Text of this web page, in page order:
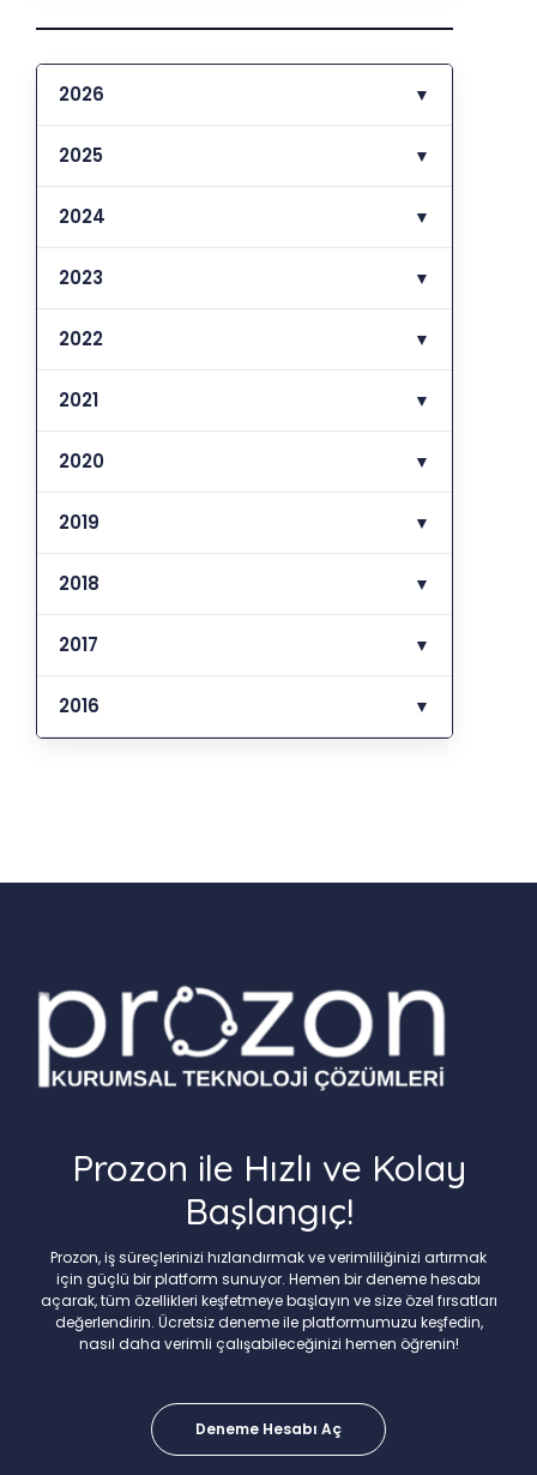
2026 ▼
2025 ▼
2024 ▼
2023 ▼
2022 ▼
2021 ▼
2020 ▼
2019 ▼
2018 ▼
2017 ▼
2016 ▼
Prozon ile Hızlı ve Kolay
Başlangıç!
Prozon, iş süreçlerinizi hızlandırmak ve verimliliğinizi artırmak
için güçlü bir platform sunuyor. Hemen bir deneme hesabı
açarak, tüm özellikleri keşfetmeye başlayın ve size özel fırsatları
değerlendirin. Ücretsiz deneme ile platformumuzu keşfedin,
nasıl daha verimli çalışabileceğinizi hemen öğrenin!
Deneme Hesabı Aç